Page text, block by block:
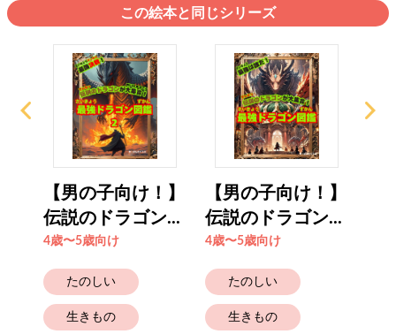
この絵本と同じシリーズ
【男の子向け！】
伝説のドラゴン...
4歳〜5歳向け
たのしい
生きもの
【男の子向け！】
伝説のドラゴン...
4歳〜5歳向け
たのしい
生きもの